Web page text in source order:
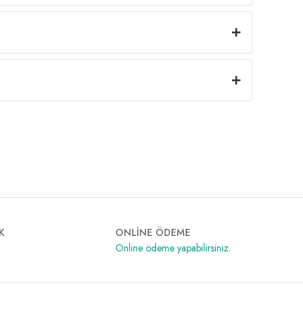
ONLİNE ÖDEME
Online ödeme yapabilirsiniz.